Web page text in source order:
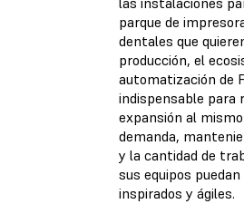
parque de
dentales que
producción, el
automatización de
indispensable para
expansión al
demanda,
y la cantidad de
sus equipos
inspirados y ágiles.